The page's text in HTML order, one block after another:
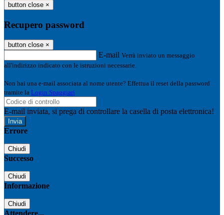
button close ×
Recupero password
button close ×
E-mail Verrà inviato un messaggio
all'indirizzo indicato con le istruzioni necessarie.
Non hai una e-mail associata al nome utente? Effettua il reset della password
tramite la Login Spaggiari
E-mail inviata, si prega di controllare la casella di posta elettronica!
Errore
Chiudi
Successo
Chiudi
Informazione
Chiudi